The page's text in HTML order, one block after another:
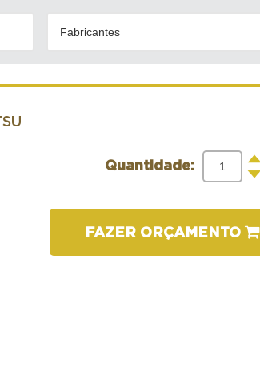
Fabricantes
Quantidade:
+
-
FAZER ORÇAMENTO